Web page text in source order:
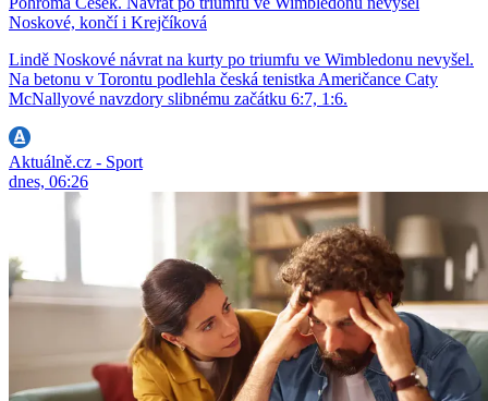
Noskové, končí i Krejčíková
Lindě Noskové návrat na kurty po triumfu ve Wimbledonu nevyšel.
Na betonu v Torontu podlehla česká tenistka Američance Caty
McNallyové navzdory slibnému začátku 6:7, 1:6.
Aktuálně.cz - Sport
dnes, 06:26